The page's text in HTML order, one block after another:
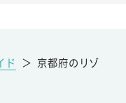
ド ＞ 京都府のリゾ